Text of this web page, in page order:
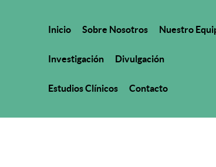
Inicio Sobre Nosotros Nuestro
Investigación Divulgación
Estudios Clínicos Contacto